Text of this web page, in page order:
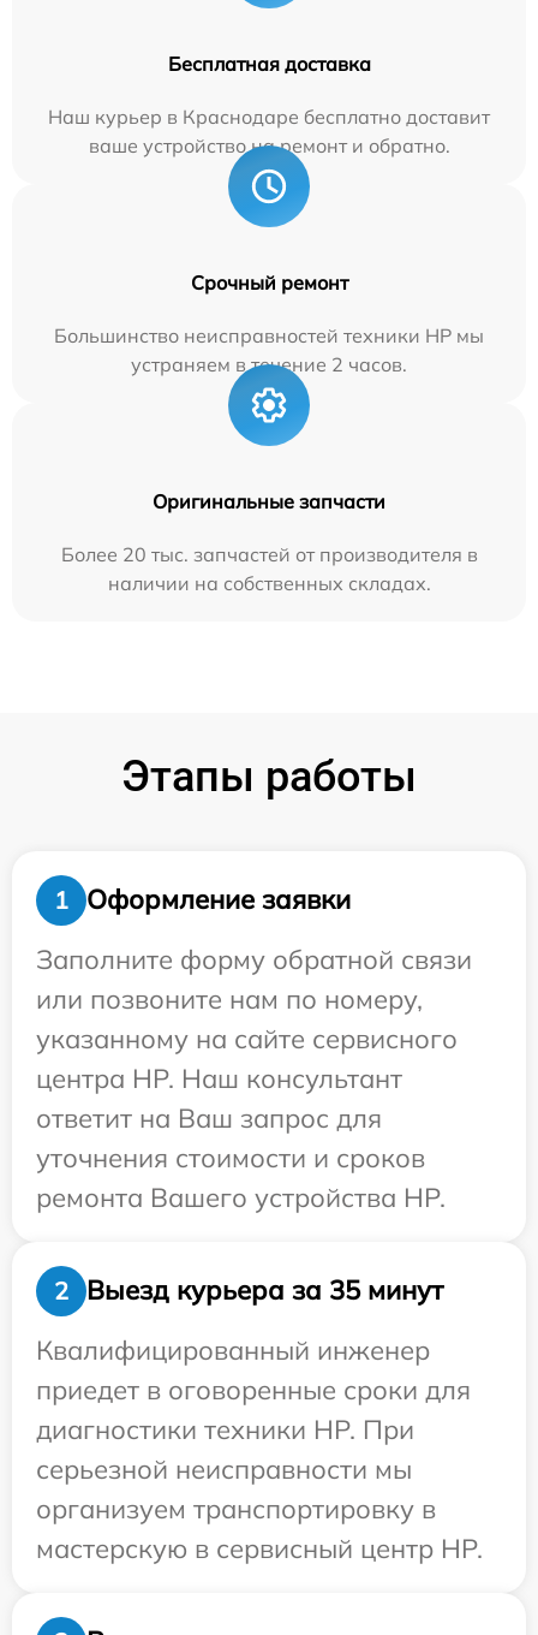
Бесплатная доставка
Наш курьер в Краснодаре бесплатно доставит
ваше устройство на ремонт и обратно.
Срочный ремонт
Большинство неисправностей техники HP мы
устраняем в течение 2 часов.
Оригинальные запчасти
Более 20 тыс. запчастей от производителя в
наличии на собственных складах.
Этапы работы
1
Оформление заявки
Заполните форму обратной связи
или позвоните нам по номеру,
указанному на сайте сервисного
центра HP. Наш консультант
ответит на Ваш запрос для
уточнения стоимости и сроков
ремонта Вашего устройства HP.
2
Выезд курьера за 35 минут
Квалифицированный инженер
приедет в оговоренные сроки для
диагностики техники HP. При
серьезной неисправности мы
организуем транспортировку в
мастерскую в сервисный центр HP.